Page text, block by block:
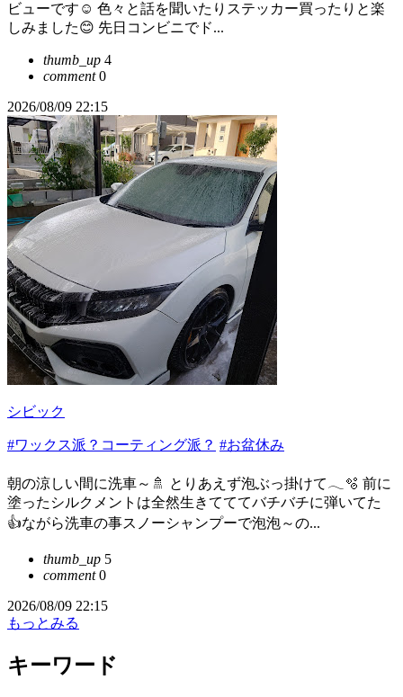
ビューです☺️ 色々と話を聞いたりステッカー買ったりと楽
しみました😊 先日コンビニでド...
thumb_up 4
comment0
2026/08/09 22:15
シビック
#ワックス派？コーティング派？ #お盆休み
朝の涼しい間に洗車～🚿 とりあえず泡ぶっ掛けて𓂃🫧‪ 前に
塗ったシルクメントは全然生きてててバチバチに弾いてた
👍ながら洗車の事スノーシャンプーで泡泡～の...
thumb_up 5
comment0
2026/08/09 22:15
もっとみる
キーワード